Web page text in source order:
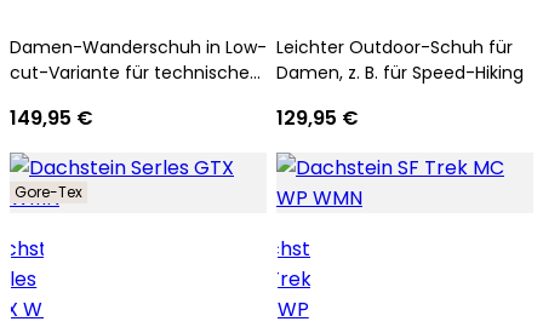
Damen-Wanderschuh in Low-
cut-Variante für technische
149,95 €
Leichter Outdoor-Schuh für
Damen, z. B. für Speed-Hiking
129,95 €
Gore-Tex